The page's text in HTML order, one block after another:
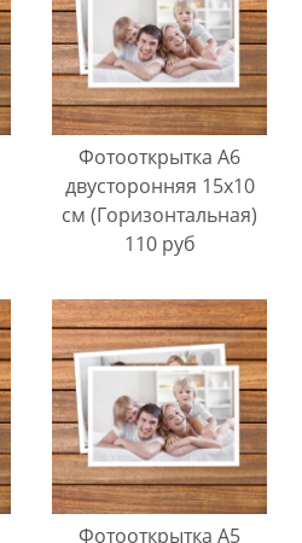
Фотооткрытка А6
двусторонняя 15х10
см (Горизонтальная)
110 руб
Фотооткрытка А5